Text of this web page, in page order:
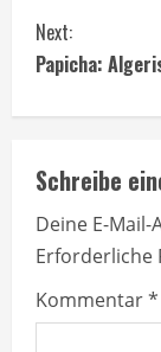
n
t
i
n
u
e
R
Next:
Papicha:
Schreibe
Deine E-
Erforderliche
Kommentar*